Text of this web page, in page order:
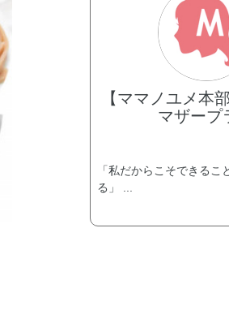
【ママノユメ本
マザープ
「私だからこそできるこ
る」 ...